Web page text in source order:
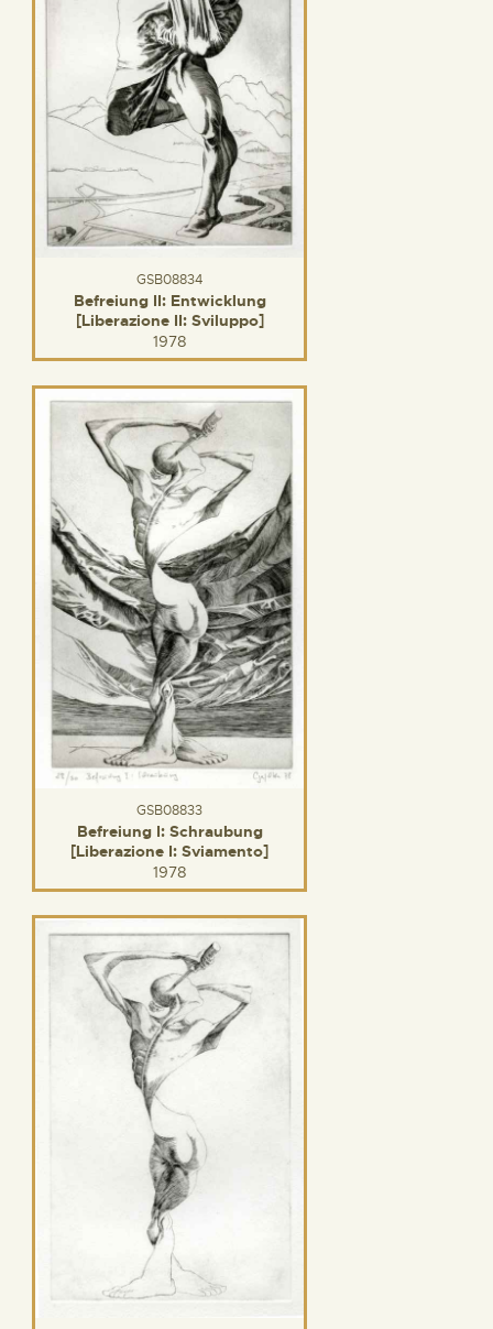
GSB08834
Befreiung II: Entwicklung
[Liberazione II: Sviluppo]
1978
GSB08833
Befreiung I: Schraubung
[Liberazione I: Sviamento]
1978